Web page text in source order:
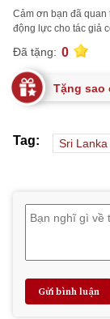
Cảm ơn bạn đã quan
động lực cho tác giả
Đã tặng: 0
Tặng sao
Tag: Sri Lanka
Gửi bình luận